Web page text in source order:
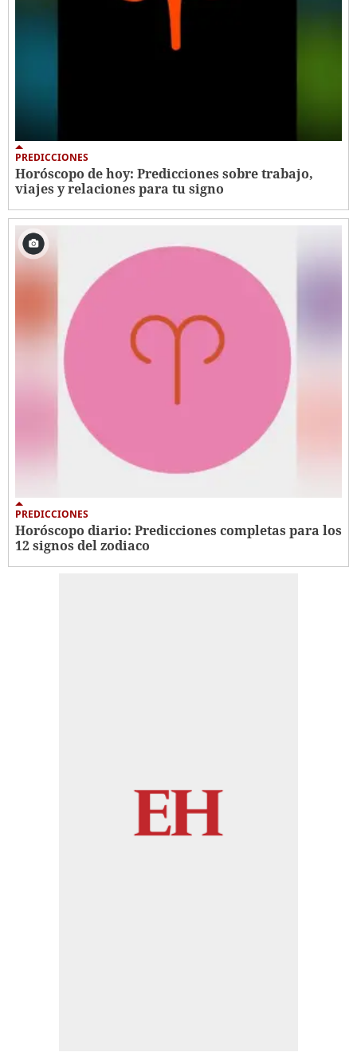
PREDICCIONES
Horóscopo de hoy: Predicciones sobre trabajo,
viajes y relaciones para tu signo
PREDICCIONES
Horóscopo diario: Predicciones completas para los
12 signos del zodiaco